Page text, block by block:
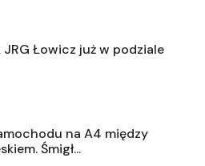
JRG Łowicz już w podziale
na A4 między
Śmigł...